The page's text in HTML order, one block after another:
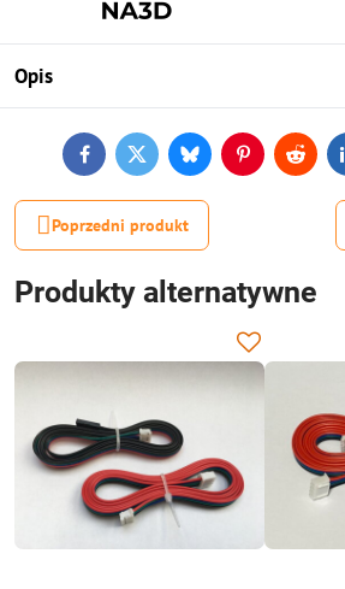
Opis
FacebookTwitterBlueskyPinterestReddit
Poprzedni produkt
Produkty alternatywne